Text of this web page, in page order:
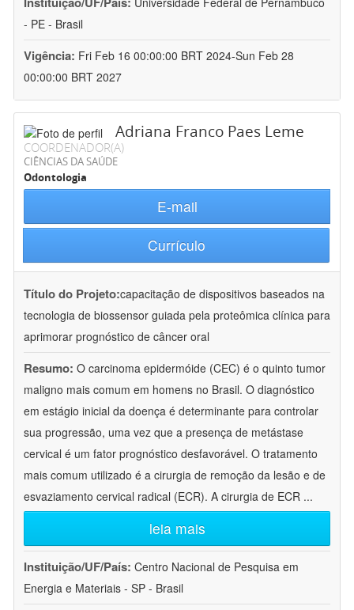
- PE - Brasil
Vigência: Fri Feb 16 00:00:00 BRT 2024-Sun Feb 28
00:00:00 BRT 2027
Adriana Franco Paes Leme
COORDENADOR(A)
CIÊNCIAS DA SAÚDE
Odontologia
E-mail
Currículo
Título do Projeto:capacitação de dispositivos baseados na
tecnologia de biossensor guiada pela proteômica clínica para
aprimorar prognóstico de câncer oral
Resumo: O carcinoma epidermóide (CEC) é o quinto tumor
maligno mais comum em homens no Brasil. O diagnóstico
em estágio inicial da doença é determinante para controlar
sua progressão, uma vez que a presença de metástase
cervical é um fator prognóstico desfavorável. O tratamento
mais comum utilizado é a cirurgia de remoção da lesão e de
esvaziamento cervical radical (ECR). A cirurgia de ECR ...
leia mais
Instituição/UF/País: Centro Nacional de Pesquisa em
Energia e Materiais - SP - Brasil